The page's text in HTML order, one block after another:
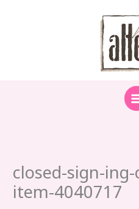
closed-sign-
item-4040717